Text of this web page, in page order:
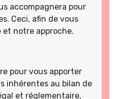
accompagnera pour
Ceci, afin de vous
et notre approche.
pour vous apporter
inhérentes au bilan de
et réglementaire,